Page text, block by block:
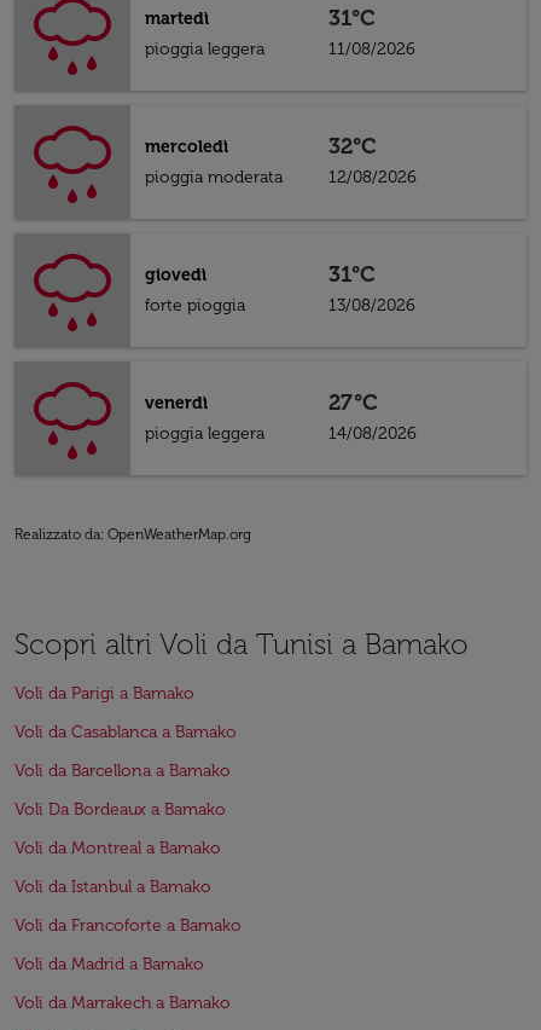
martedì
pioggia leggera
31°C
11/08/2026
mercoledì
pioggia moderata
32°C
12/08/2026
giovedì
forte pioggia
31°C
13/08/2026
venerdì
pioggia leggera
27°C
14/08/2026
Realizzato da: OpenWeatherMap.org
Scopri altri Voli da Tunisi a Bamako
Voli da Parigi a Bamako
Voli da Casablanca a Bamako
Voli da Barcellona a Bamako
Voli Da Bordeaux a Bamako
Voli da Montreal a Bamako
Voli da Istanbul a Bamako
Voli da Francoforte a Bamako
Voli da Madrid a Bamako
Voli da Marrakech a Bamako